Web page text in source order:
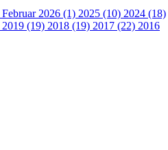
Februar 2026 (1) 2025 (10) 2024 (18)
2019 (19) 2018 (19) 2017 (22) 2016